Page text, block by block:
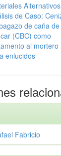
de Caso:
de caña de
(CBC) como
al mortero
enlucidos
Fabricio